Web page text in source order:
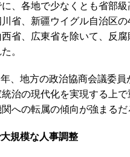
、各地で少なくとも省部
省、新疆ウイグル自治区
省、広東省を除いて、反
た。
、地方の政治協商会議委員
治の現代化を実現する上
への転属の傾向が強まるだ
規模な人事調整